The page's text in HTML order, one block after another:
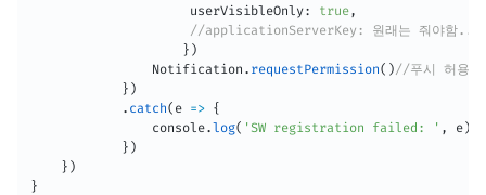
                     userVisibleOnly
: true,
//applicationServerKey: 원래는 줘야함...
} )
                Notification
. requestPermission( ) //푸시 허용
} )
. catch( e => {
                console
.log( 'SW registration failed: ' , e)
} )
} )
}